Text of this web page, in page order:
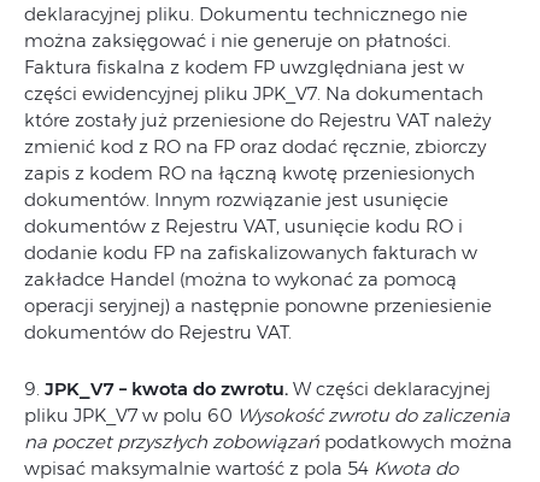
deklaracyjnej pliku. Dokumentu technicznego nie
można zaksięgować i nie generuje on płatności.
Faktura fiskalna z kodem FP uwzględniana jest w
części ewidencyjnej pliku JPK_V7. Na dokumentach
które zostały już przeniesione do Rejestru VAT należy
zmienić kod z RO na FP oraz dodać ręcznie, zbiorczy
zapis z kodem RO na łączną kwotę przeniesionych
dokumentów. Innym rozwiązanie jest usunięcie
dokumentów z Rejestru VAT, usunięcie kodu RO i
dodanie kodu FP na zafiskalizowanych fakturach w
zakładce Handel (można to wykonać za pomocą
operacji seryjnej) a następnie ponowne przeniesienie
dokumentów do Rejestru VAT.
9. JPK_V7 – kwota do zwrotu. W części deklaracyjnej
pliku JPK_V7 w polu 60 Wysokość zwrotu do zaliczenia
na poczet przyszłych zobowiązań podatkowych można
wpisać maksymalnie wartość z pola 54 Kwota do